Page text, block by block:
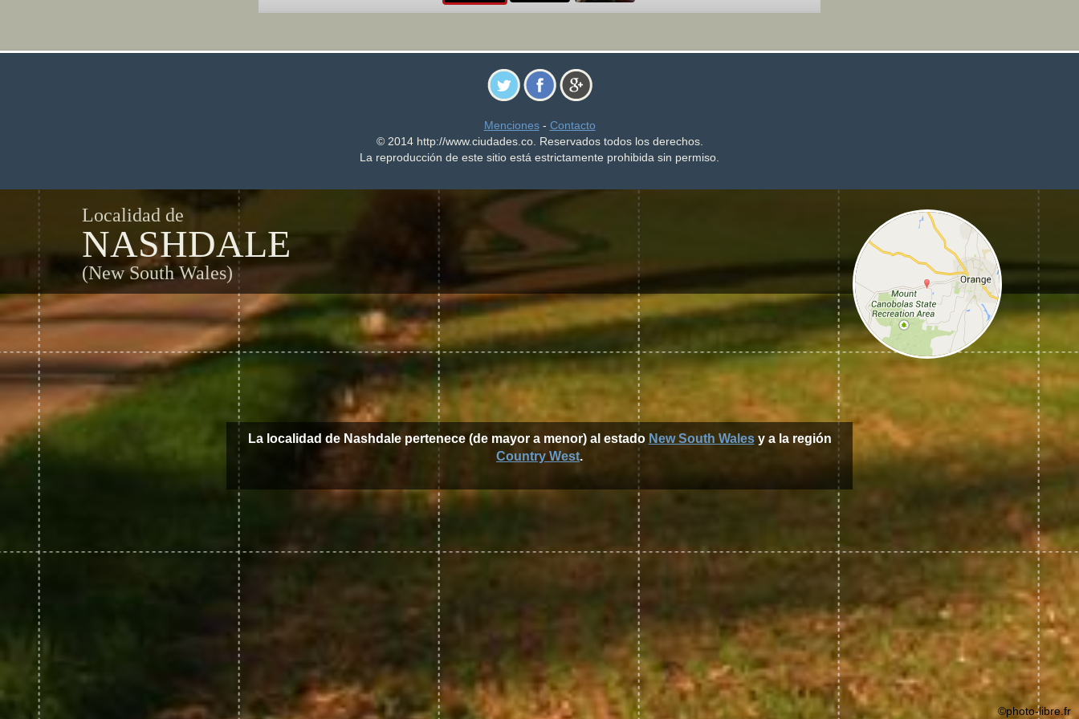
Menciones- Contacto
© 2014 http://www.ciudades.co. Reservados todos los derechos.
La reproducción de este sitio está estrictamente prohibida sin permiso.
Localidad de
NASHDALE
(New South Wales)
La localidad de Nashdale pertenece (de mayor a menor) al estado New South Walesy a la región
Country West.
©photo-libre.fr